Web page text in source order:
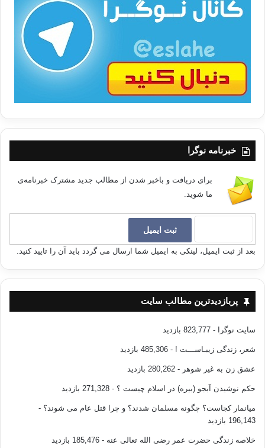
خبرنامه نوگرا
برای دریافت و باخبر شدن از مطالب جدید مشترک خبرنامه‌ی
ما شوید.
بعد از ثبت ایمیل، لینکی به ایمیل شما ارسال می گردد باید آن را تایید کنید.
پربازدیدترین مطالب سایت
سایت نوگرا - 823,777 بازدید
شعر، زندگی زیبـاســـت ! - 485,306 بازدید
عشق زن به غیر شوهر - 280,262 بازدید
حکم نوشیدن آبجو (بیره) در اسلام چیست ؟ - 271,328 بازدید
میانمار کجاست؟ چگونه مسلمان شدند؟ و چرا قتل عام می شوند؟ -
196,143 بازدید
خلاصه زندگی حضرت عمر رضی الله تعالی عنه - 185,476 بازدید